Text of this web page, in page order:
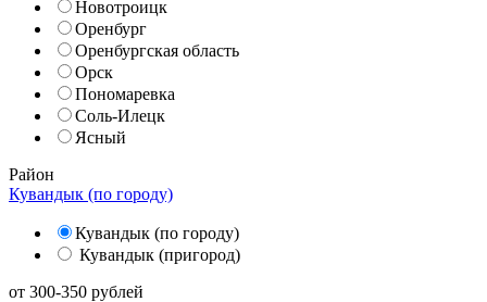
Новотроицк
Оренбург
Оренбургская область
Орск
Пономаревка
Соль-Илецк
Ясный
Район
Кувандык (по городу)
Кувандык (по городу)
Кувандык (пригород)
от 300-350 рублей